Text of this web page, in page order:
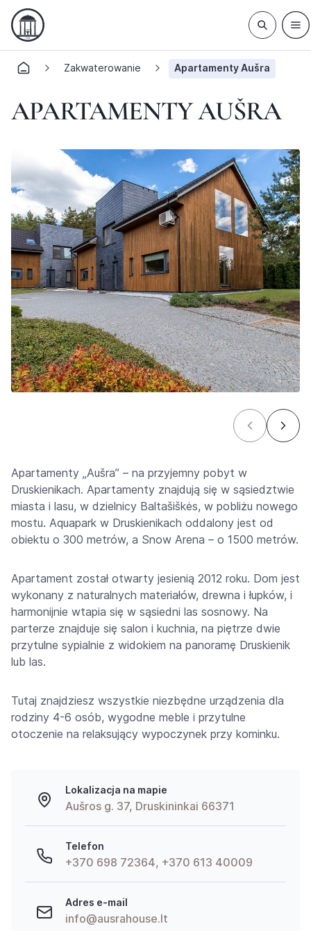
Zakwaterowanie Apartamenty Aušra
APARTAMENTY AUŠRA
Apartamenty „Aušra” – na przyjemny pobyt w
Druskienikach. Apartamenty znajdują się w sąsiedztwie
miasta i lasu, w dzielnicy Baltašiškės, w pobliżu nowego
mostu. Aquapark w Druskienikach oddalony jest od
obiektu o 300 metrów, a Snow Arena – o 1500 metrów.
Apartament został otwarty jesienią 2012 roku. Dom jest
wykonany z naturalnych materiałów, drewna i łupków, i
harmonijnie wtapia się w sąsiedni las sosnowy. Na
parterze znajduje się salon i kuchnia, na piętrze dwie
przytulne sypialnie z widokiem na panoramę Druskienik
lub las.
Tutaj znajdziesz wszystkie niezbędne urządzenia dla
rodziny 4-6 osób, wygodne meble i przytulne
otoczenie na relaksujący wypoczynek przy kominku.
Lokalizacja na mapie
Aušros g. 37, Druskininkai 66371
Telefon
+370 698 72364, +370 613 40009
Adres e-mail
info@ausrahouse.lt